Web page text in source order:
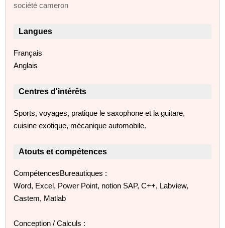
société cameron
Langues
Français
Anglais
Centres d'intérêts
Sports, voyages, pratique le saxophone et la guitare,
cuisine exotique, mécanique automobile.
Atouts et compétences
CompétencesBureautiques :
Word, Excel, Power Point, notion SAP, C++, Labview,
Castem, Matlab
Conception / Calculs :